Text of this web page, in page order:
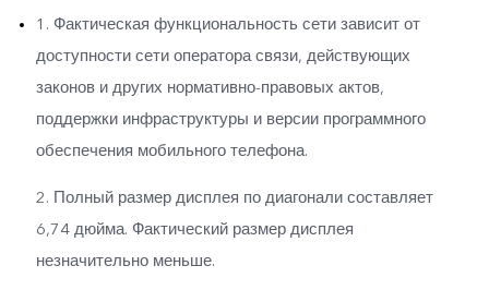
1. Фактическая функциональность сети зависит от
доступности сети оператора связи, действующих
законов и других нормативно-правовых актов,
поддержки инфраструктуры и версии программного
обеспечения мобильного телефона.
2. Полный размер дисплея по диагонали составляет
6,74 дюйма. Фактический размер дисплея
незначительно меньше.